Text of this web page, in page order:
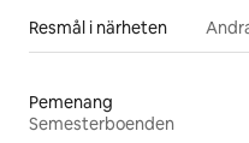
Resmål i närheten
Pemenang
Semesterboenden